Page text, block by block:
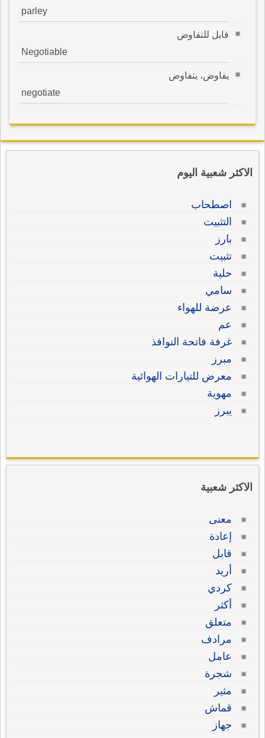
parley
قابل للتفاوض
Negotiable
يفاوض، يتفاوض
negotiate
الاكثر شعبية اليوم
اصطحاب
التثبيت
بارز
تثبيت
حلية
سامي
عرضة للهواء
عم
غرفة فاتحة النوافذ
مبرز
معرض للتيارات الهوائية
مهوية
يبرز
الاكثر شعبية
معنى
إعادة
قابل
أريد
كردي
أكثر
متعلق
مرادف
عامل
شجرة
مثير
قماش
جهاز